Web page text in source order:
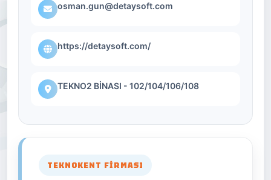
osman.gun@detaysoft.com
https://detaysoft.com/
TEKNO2 BİNASI - 102/104/106/108
TEKNOKENT FIRMASI